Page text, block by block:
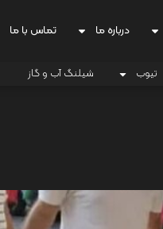
درباره ما تماس با ما
تیوب شیلنگ آب و گاز